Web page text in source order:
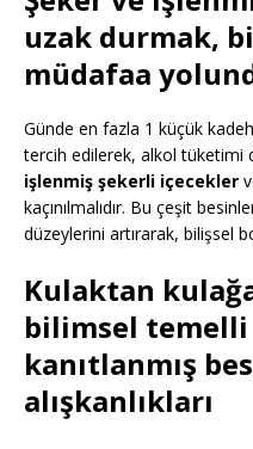
uzak durmak,
müdafaa
Günde en fazla 1 küçük
tercih edilerek, alkol tüketimi
işlenmiş şekerli içecekler
kaçınılmalıdır. Bu çeşit
düzeylerini artırarak, bilişsel
Kulaktan
bilimsel temelli
kanıtlanmış
alışkanlıkları